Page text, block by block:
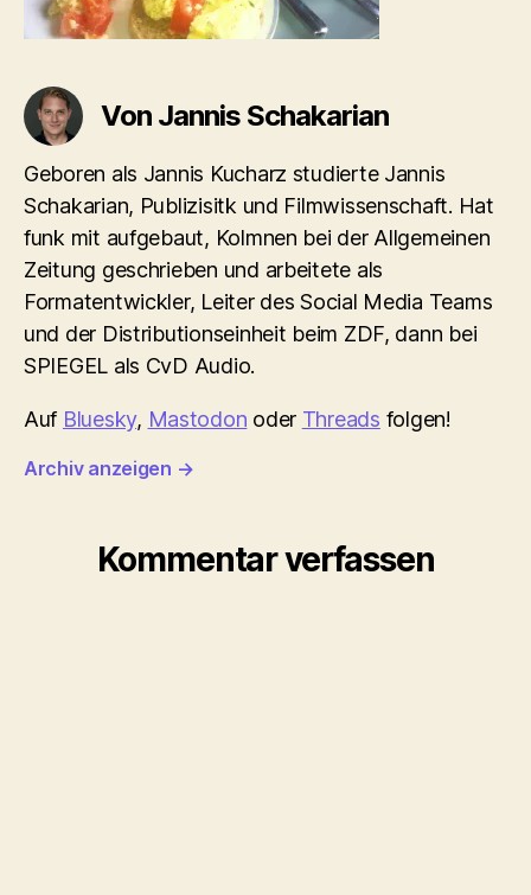
Von Jannis Schakarian
Geboren als Jannis Kucharz studierte Jannis
Schakarian, Publizisitk und Filmwissenschaft. Hat
funk mit aufgebaut, Kolmnen bei der Allgemeinen
Zeitung geschrieben und arbeitete als
Formatentwickler, Leiter des Social Media Teams
und der Distributionseinheit beim ZDF, dann bei
SPIEGEL als CvD Audio.
Auf Bluesky, Mastodon oder Threads folgen!
Archiv anzeigen →
Kommentar verfassen